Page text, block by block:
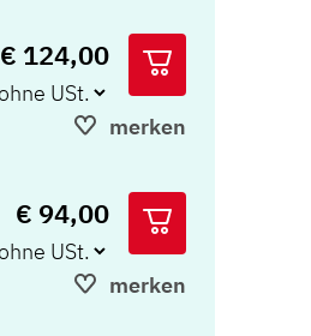
€ 124,00
merken
€ 94,00
merken